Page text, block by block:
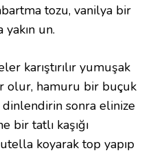
tozu, vanilya bir
un.
karıştırılır yumuşak
olur, hamuru bir buçuk
dinlendirin sonra elinize
bir tatlı kaşığı
koyarak top yapıp